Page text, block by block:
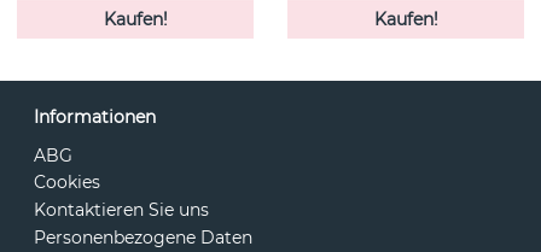
Kaufen!
Kaufen!
Informationen
ABG
Cookies
Kontaktieren Sie uns
Personenbezogene Daten